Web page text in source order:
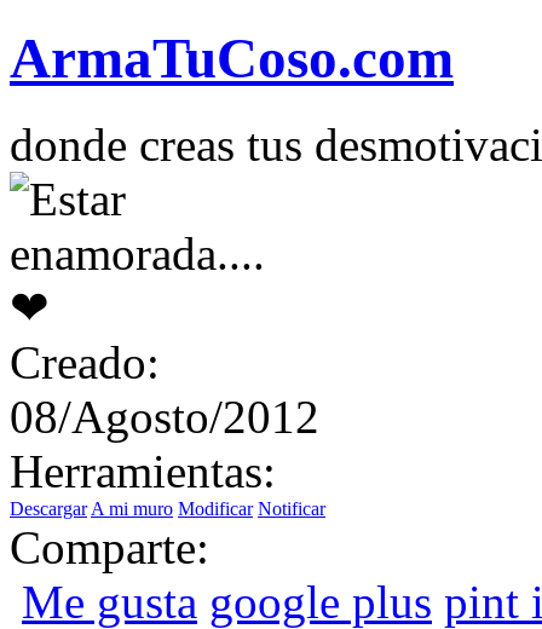
ArmaTuCoso.com
donde creas tus
Creado:
08/Agosto/2012
Herramientas:
Descargar A mi muro Modificar Notificar
Comparte:
Me gusta google plus pint